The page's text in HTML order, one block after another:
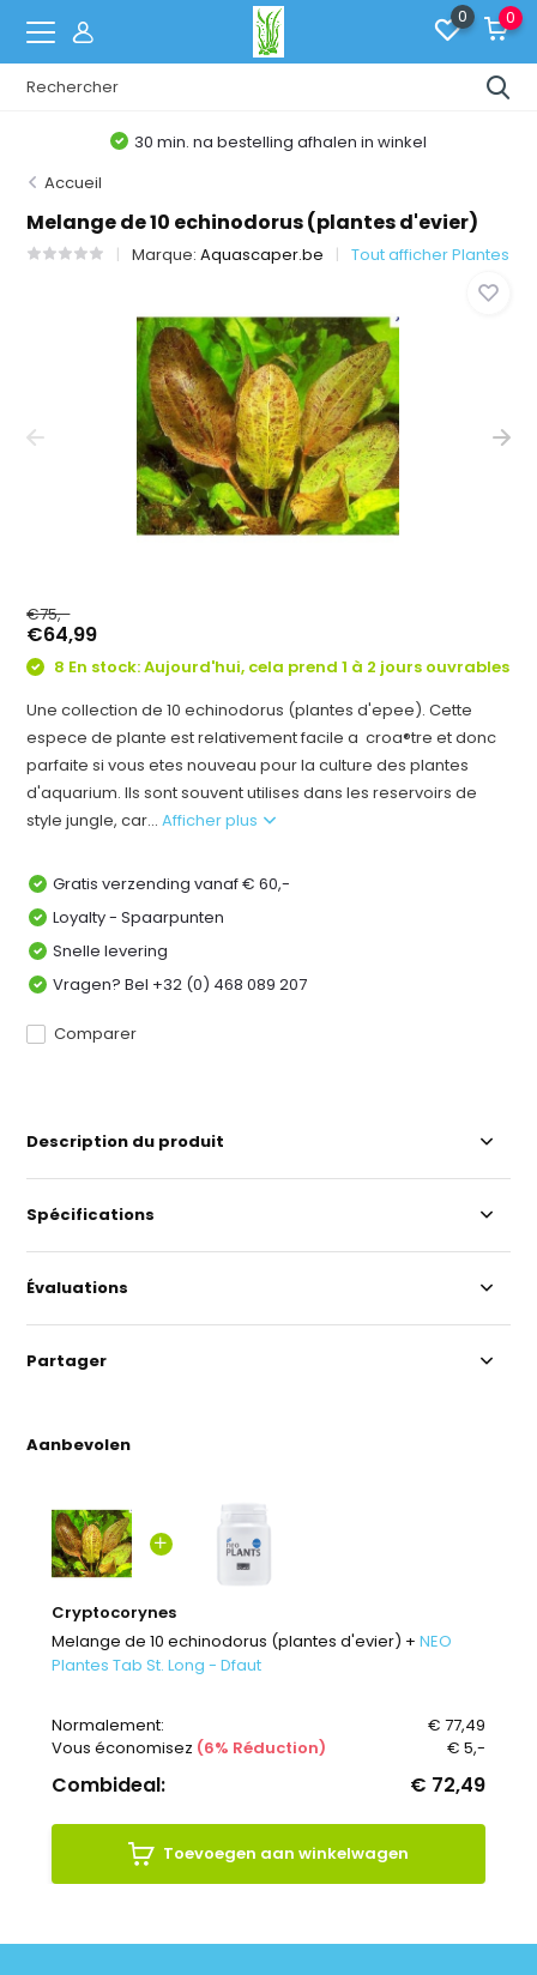
0 0
30 min. na bestelling afhalen in winkel
Accueil
Melange de 10 echinodorus (plantes d'evier)
Marque:Aquascaper.be Tout afficher Plantes
€75,-
€64,99
8 En stock: Aujourd'hui, cela prend 1 à 2 jours ouvrables
Une collection de 10 echinodorus (plantes d'epee). Cette
espece de plante est relativement facile a croa®tre et donc
parfaite si vous etes nouveau pour la culture des plantes
d'aquarium. Ils sont souvent utilises dans les reservoirs de
style jungle, car...Afficher plus
Gratis verzending vanaf € 60,-
Loyalty - Spaarpunten
Snelle levering
Vragen? Bel +32 (0) 468 089 207
Comparer
Aanbevolen
Cryptocorynes
Melange de 10 echinodorus (plantes d'evier) + NEO
Plantes Tab St. Long - Dfaut
Normalement:
€ 77,49
Vous économisez (6% Réduction) € 5,-
Combideal: € 72,49
Toevoegen aan winkelwagen
Description du produit
Spécifications
Évaluations
Partager